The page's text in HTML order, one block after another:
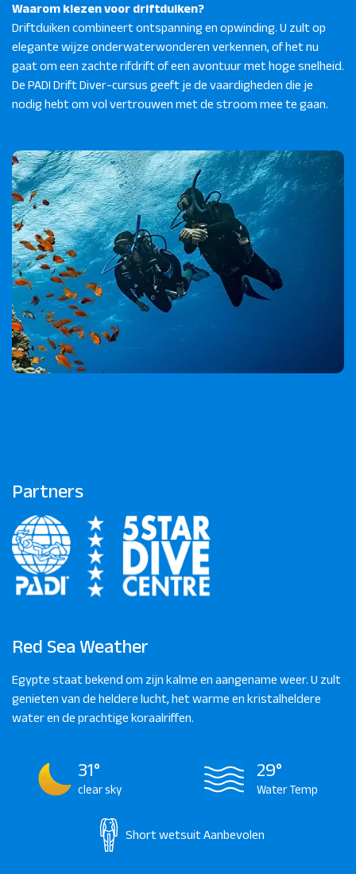
Waarom kiezen voor driftduiken?
Driftduiken combineert ontspanning en opwinding. U zult op
elegante wijze onderwaterwonderen verkennen, of het nu
gaat om een ​​zachte rifdrift of een avontuur met hoge snelheid.
De PADI Drift Diver-cursus geeft je de vaardigheden die je
nodig hebt om vol vertrouwen met de stroom mee te gaan.
Partners
Red Sea Weather
Egypte staat bekend om zijn kalme en aangename weer. U zult
genieten van de heldere lucht, het warme en kristalheldere
water en de prachtige koraalriffen.
31°
clear sky
29°
Water Temp
Short wetsuit Aanbevolen